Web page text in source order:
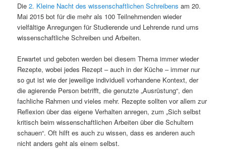
Die2. Kleine Nacht des wissenschaftlichen Schreibens am 20.
Mai 2015 bot für die mehr als 100 Teilnehmenden wieder
vielfältige Anregungen für Studierende und Lehrende rund ums
wissenschaftliche Schreiben und Arbeiten.
Erwartet und geboten werden bei diesem Thema immer wieder
Rezepte, wobei jedes Rezept – auch in der Küche – immer nur
so gut ist wie der jeweilige individuell vorhandene Kontext, der
die agierende Person betrifft, die genutzte „Ausrüstung“, den
fachliche Rahmen und vieles mehr. Rezepte sollten vor allem zur
Reflexion über das eigene Verhalten anregen, zum „Sich selbst
kritisch beim wissenschaftlichen Arbeiten über die Schultern
schauen“. Oft hilft es auch zu wissen, dass es anderen auch
nicht anders geht als einem selbst.